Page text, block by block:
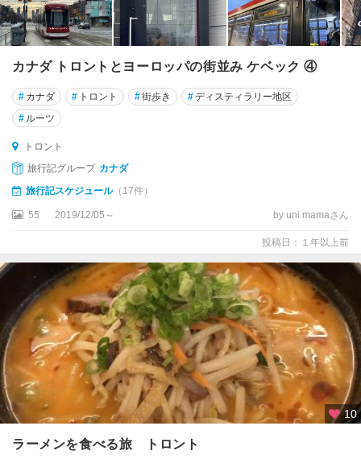
ー
キ
ャ
モ
ア
キ
ン
グ
ス
ト
ク
ル
ク
ー
ニ
ィ
立
カナダ トロントとヨーロッパの街並み ケベック ④
# カナダ # トロント #街歩き #ディスティラリー地区
# ルーツ
トロント
旅行記グループ カナダ
旅行記スケジュール（17件）
55 2019/12/05～ by uni mamaさん
投稿日：１年以上前
10
ラーメンを食べる旅 トロント